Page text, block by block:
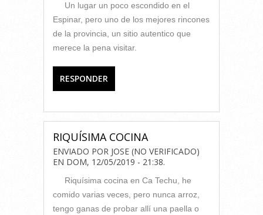
Un lugar un poco escondido en el
Espinar, pero uno de los mejores rincones
de la provincia, un sitio autentico que
merece la pena visitar.
RESPONDER
RIQUÍSIMA COCINA
ENVIADO POR JOSE (NO VERIFICADO)
EN DOM, 12/05/2019 - 21:38.
Riquísima cocina en Ca Techu, he
comido varias veces, pero nunca arroz,
tengo ganas de probar allí una paella o